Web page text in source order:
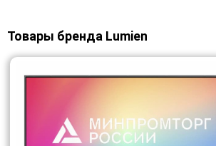
Товары бренда Lumien